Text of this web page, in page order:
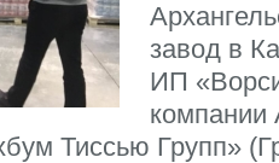
завод в
ИП
компании
Тиссью Групп»